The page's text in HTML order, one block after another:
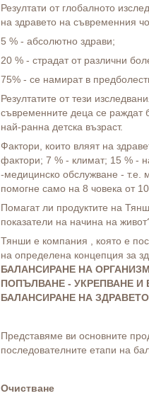
Резултати от глобалното
на здравето на съвременния
5 % - абсолютно здрави;
20 % - страдат от различни
75% - се намират в
Резултатите от тези
съвременните деца се раждат
най-ранна детска възраст.
Фактори, които вляят на
фактори; 7 % - климат; 15 % -
-медицинско обслужване - т.е.
помогне само на 8 човека от
Помагат ли продуктите на
показатели на начина на
Тянши е компания , която е
на определена концепция за
БАЛАНСИРАНЕ НА
ПОПЪЛВАНЕ - УКРЕПВАНЕ
БАЛАНСИРАНЕ НА
Представяме ви основните
последователните етапи на
Очистване